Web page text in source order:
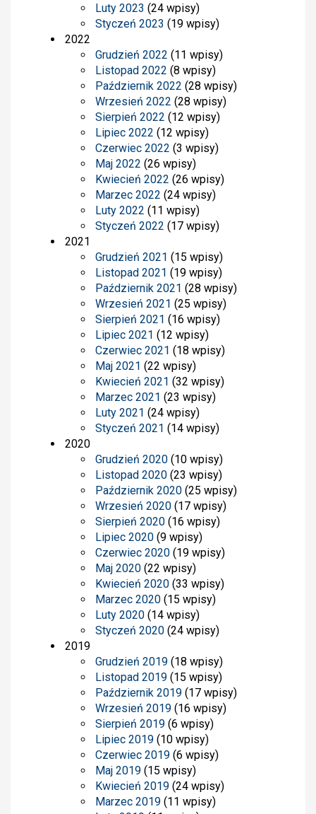
Luty 2023 (24 wpisy)
Styczeń 2023 (19 wpisy)
2022
Grudzień 2022 (11 wpisy)
Listopad 2022 (8 wpisy)
Październik 2022 (28 wpisy)
Wrzesień 2022 (28 wpisy)
Sierpień 2022 (12 wpisy)
Lipiec 2022 (12 wpisy)
Czerwiec 2022 (3 wpisy)
Maj 2022 (26 wpisy)
Kwiecień 2022 (26 wpisy)
Marzec 2022 (24 wpisy)
Luty 2022 (11 wpisy)
Styczeń 2022 (17 wpisy)
2021
Grudzień 2021 (15 wpisy)
Listopad 2021 (19 wpisy)
Październik 2021 (28 wpisy)
Wrzesień 2021 (25 wpisy)
Sierpień 2021 (16 wpisy)
Lipiec 2021 (12 wpisy)
Czerwiec 2021 (18 wpisy)
Maj 2021 (22 wpisy)
Kwiecień 2021 (32 wpisy)
Marzec 2021 (23 wpisy)
Luty 2021 (24 wpisy)
Styczeń 2021 (14 wpisy)
2020
Grudzień 2020 (10 wpisy)
Listopad 2020 (23 wpisy)
Październik 2020 (25 wpisy)
Wrzesień 2020 (17 wpisy)
Sierpień 2020 (16 wpisy)
Lipiec 2020 (9 wpisy)
Czerwiec 2020 (19 wpisy)
Maj 2020 (22 wpisy)
Kwiecień 2020 (33 wpisy)
Marzec 2020 (15 wpisy)
Luty 2020 (14 wpisy)
Styczeń 2020 (24 wpisy)
2019
Grudzień 2019 (18 wpisy)
Listopad 2019 (15 wpisy)
Październik 2019 (17 wpisy)
Wrzesień 2019 (16 wpisy)
Sierpień 2019 (6 wpisy)
Lipiec 2019 (10 wpisy)
Czerwiec 2019 (6 wpisy)
Maj 2019 (15 wpisy)
Kwiecień 2019 (24 wpisy)
Marzec 2019 (11 wpisy)